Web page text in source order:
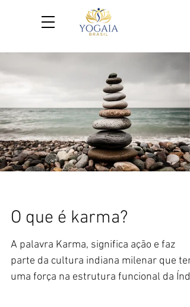
O que é karma?
A palavra Karma, significa ação e faz
parte da cultura indiana milenar que tem
uma força na estrutura funcional da